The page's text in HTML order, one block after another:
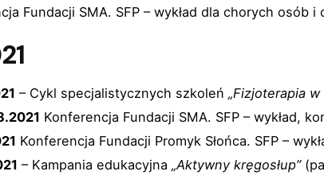
Fundacji SMA. SFP – wykład dla chorych
– Cykl specjalistycznych szkoleń„Fizjoterapia w
Konferencja Fundacji SMA. SFP – wykład,
Konferencja Fundacji Promyk Słońca. SFP –
– Kampania edukacyjna„Aktywny kręgosłup”